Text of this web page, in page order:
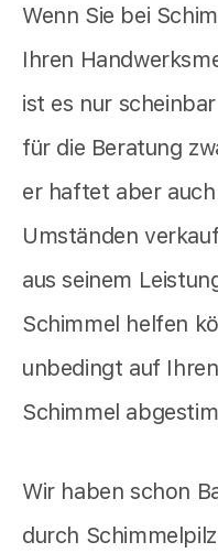
Wenn Sie bei
Ihren
ist es nur
für die Beratung
er haftet aber
Umständen
aus seinem
Schimmel helfen
unbedingt auf
Schimmel
Wir haben schon
durch